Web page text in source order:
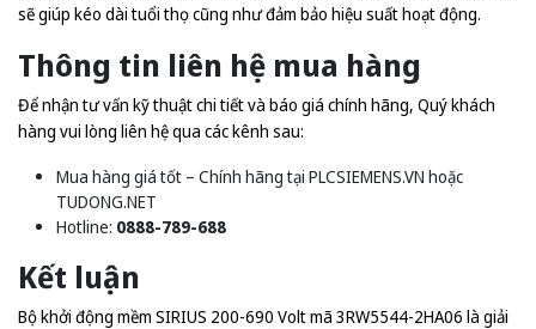
sẽ giúp kéo dài tuổi thọ cũng như đảm bảo hiệu suất hoạt động.
Thông tin liên hệ mua hàng
Để nhận tư vấn kỹ thuật chi tiết và báo giá chính hãng, Quý khách
hàng vui lòng liên hệ qua các kênh sau:
Mua hàng giá tốt – Chính hãng tại PLCSIEMENS.VN hoặc
TUDONG.NET
Hotline: 0888-789-688
Kết luận
Bộ khởi động mềm SIRIUS 200-690 Volt mã 3RW5544-2HA06 là giải